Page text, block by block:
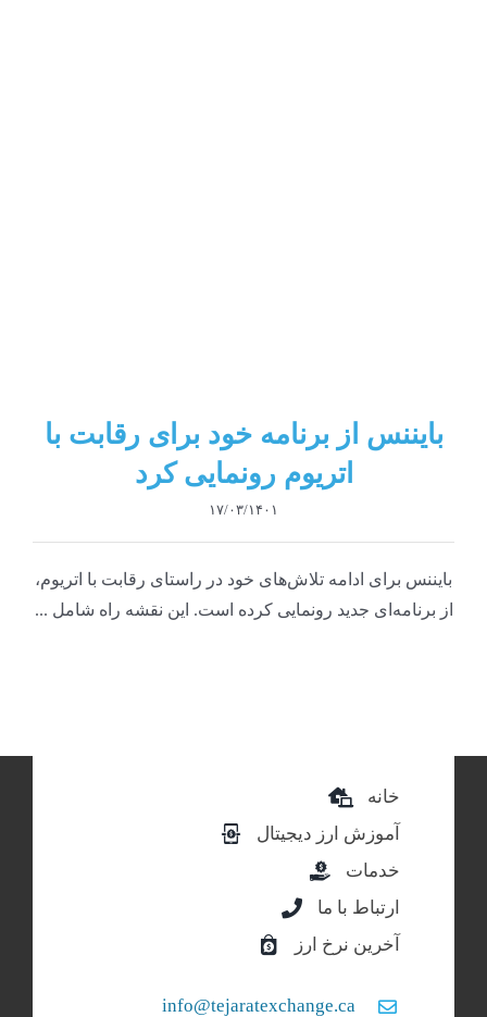
بایننس از برنامه خود برای رقابت با
اتریوم رونمایی کرد
۱۷/۰۳/۱۴۰۱
بایننس برای ادامه تلاش‌های خود در راستای رقابت با اتریوم،
از برنامه‌ای جدید رونمایی کرده است. این نقشه راه شامل ...
خانه
آموزش ارز دیجیتال
خدمات
ارتباط با ما
آخرین نرخ ارز
info@tejaratexchange.ca